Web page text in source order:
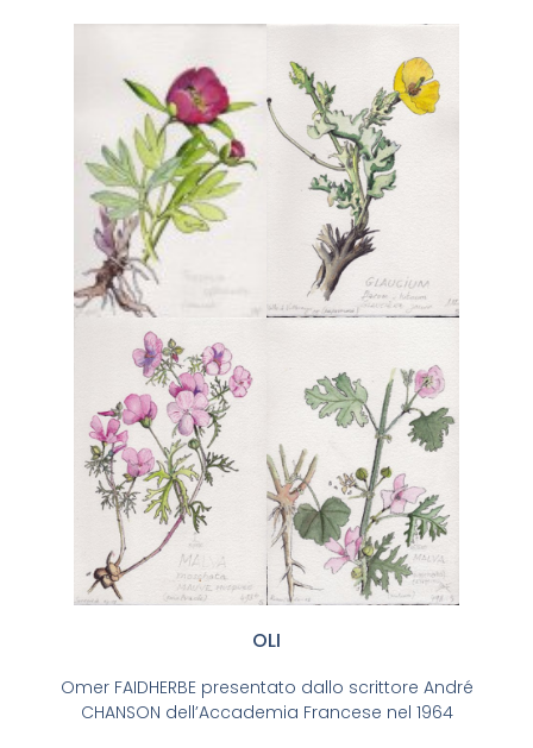
OLI
Omer FAIDHERBE presentato dallo scrittore André
CHANSON dell’Accademia Francese nel 1964